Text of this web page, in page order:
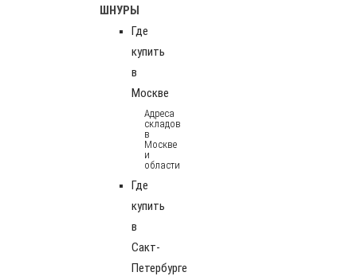
ШНУРЫ
Где
купить
в
Москве
Адреса
складов
в
Москве
и
области
Где
купить
в
Сакт-
Петербурге